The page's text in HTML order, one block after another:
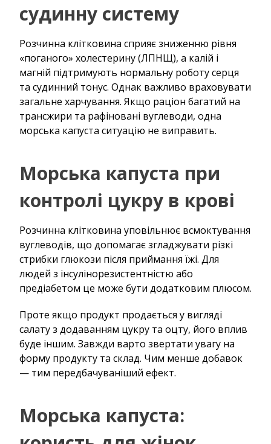
судинну систему
Розчинна клітковина сприяє зниженню рівня
«поганого» холестерину (ЛПНЩ), а калій і
магній підтримують нормальну роботу серця
та судинний тонус. Однак важливо враховувати
загальне харчування. Якщо раціон багатий на
трансжири та рафіновані вуглеводи, одна
морська капуста ситуацію не виправить.
Морська капуста при
контролі цукру в крові
Розчинна клітковина уповільнює всмоктування
вуглеводів, що допомагає згладжувати різкі
стрибки глюкози після приймання їжі. Для
людей з інсулінорезистентністю або
предіабетом це може бути додатковим плюсом.
Проте якщо продукт продається у вигляді
салату з додаванням цукру та оцту, його вплив
буде іншим. Завжди варто звертати увагу на
форму продукту та склад. Чим менше добавок
— тим передбачуваніший ефект.
Морська капуста: